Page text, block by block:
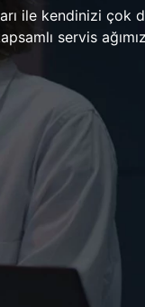
ile kendinizi çok
servis